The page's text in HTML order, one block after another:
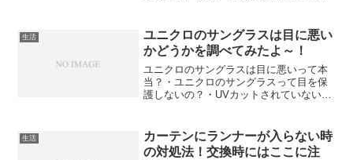
すが、ちょっと前の私は、・調剤薬局・
ドラッグストアを、別のもの...
生活
ユニクロのサングラスは目に悪い
かどうかを調べてみたよ～！
ユニクロのサングラスは目に悪いって本
当？・ユニクロのサングラスって目を保
護しないの？・UVカットされていないっ
か？ユニクロって聞くと、私の場合、
「安くていいもの」ってイメ...
生活
カーテンにランナーが入らない時
の対処法！交換時にはここに注